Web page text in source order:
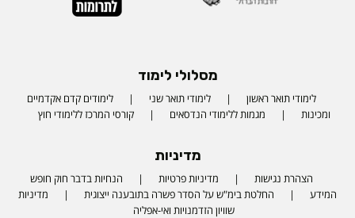
מסלולי לימוד
לימודי תואר ראשון לימודי תואר שני
לימודים קדם אקדמיים
ומכינות
מגמות ללימודי הנדסאים קורסי המרכז ללימודי חוץ
מדיניות
הצהרת נגישות מדיניות פרטיות
הנחיות בדבר חוק חופש
המידע
החלטת בימ"ש על הסדר פשרה בתובענה ייצוגית
מדיניות
שוויון הזדמנויות ואי-אפליה